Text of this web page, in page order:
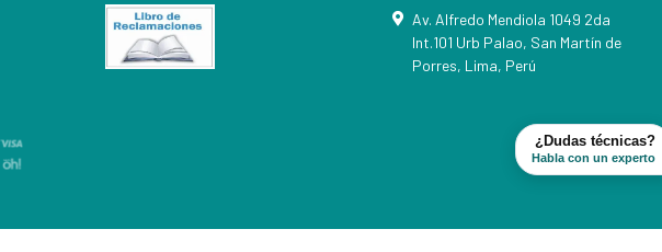
¿Dudas técnicas?
Habla con un experto
Av. Alfredo Mendiola 1049 2da
Int.101 Urb Palao, San Martín de
Porres, Lima, Perú